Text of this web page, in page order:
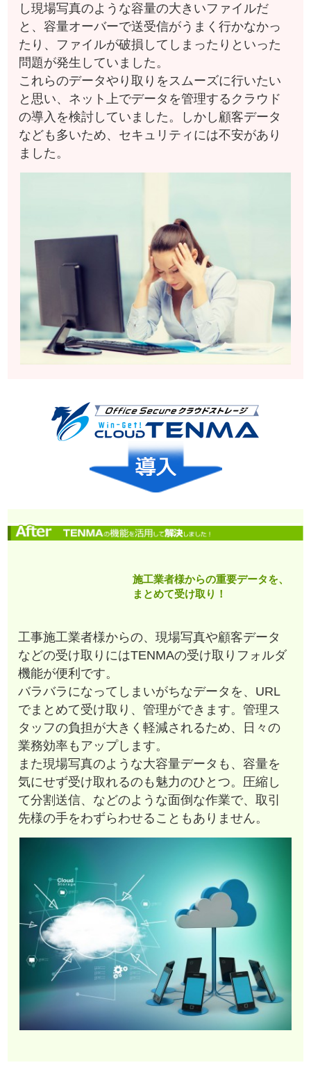
し現場写真のような容量の大きいファイルだ
と、容量オーバーで送受信がうまく行かなかっ
たり、ファイルが破損してしまったりといった
問題が発生していました。
これらのデータやり取りをスムーズに行いたい
と思い、ネット上でデータを管理するクラウド
の導入を検討していました。しかし顧客データ
なども多いため、セキュリティには不安があり
ました。
施工業者様からの重要データを、
まとめて受け取り！
工事施工業者様からの、現場写真や顧客データ
などの受け取りにはTENMAの受け取りフォルダ
機能が便利です。
バラバラになってしまいがちなデータを、URL
でまとめて受け取り、管理ができます。管理ス
タッフの負担が大きく軽減されるため、日々の
業務効率もアップします。
また現場写真のような大容量データも、容量を
気にせず受け取れるのも魅力のひとつ。圧縮し
て分割送信、などのような面倒な作業で、取引
先様の手をわずらわせることもありません。